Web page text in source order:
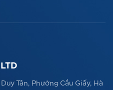
Duy Tân, Phường Cầu Giấy, Hà